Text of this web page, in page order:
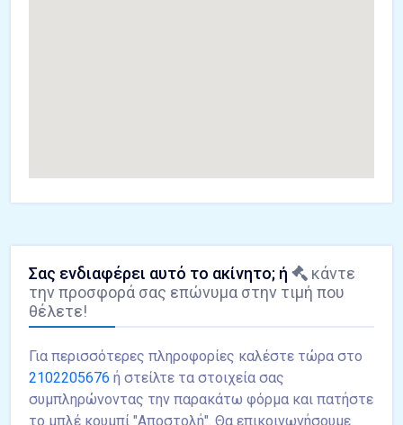
Σας ενδιαφέρει αυτό το ακίνητο; ή
κάντε
την προσφορά σας επώνυμα στην τιμή που
θέλετε!
Για περισσότερες πληροφορίες καλέστε τώρα στο
2102205676 ή στείλτε τα στοιχεία σας
συμπληρώνοντας την παρακάτω φόρμα και πατήστε
το μπλέ κουμπί "Αποστολή". Θα επικοινωνήσουμε